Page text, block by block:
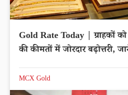
Gold Rate Today | ग्राहकों
की कीमतों में जोरदार बढ़ोत्तरी,
MCX Gold